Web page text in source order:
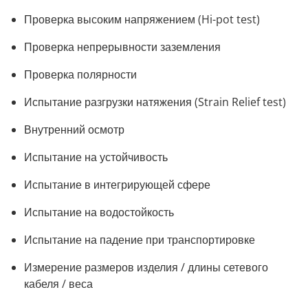
Проверка высоким напряжением (Hi-pot test)
Проверка непрерывности заземления
Проверка полярности
Испытание разгрузки натяжения (Strain Relief test)
Внутренний осмотр
Испытание на устойчивость
Испытание в интегрирующей сфере
Испытание на водостойкость
Испытание на падение при транспортировке
Измерение размеров изделия / длины сетевого
кабеля / веса